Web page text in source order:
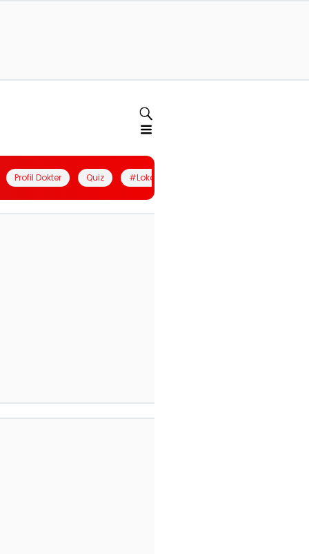
Profil Dokter Quiz #LokalBerdaya